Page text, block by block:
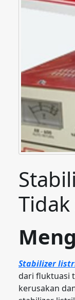
Stabilizer
dari fluktuasi
kerusakan